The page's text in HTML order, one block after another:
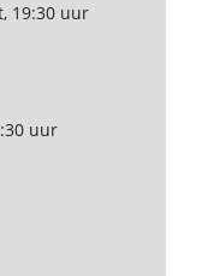
19:30 uur
uur